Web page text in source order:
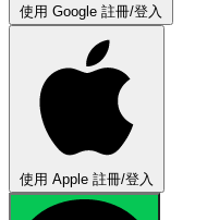
使用 Google 註冊/登入
使用 Apple 註冊/登入